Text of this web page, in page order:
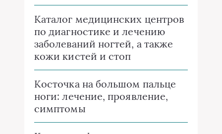
Каталог медицинских центров
по диагностике и лечению
заболеваний ногтей, а также
кожи кистей и стоп
Косточка на большом пальце
ноги: лечение, проявление,
симптомы